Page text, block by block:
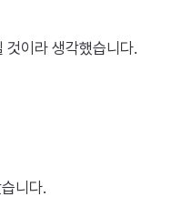
것이라 생각했습니다.
니다.